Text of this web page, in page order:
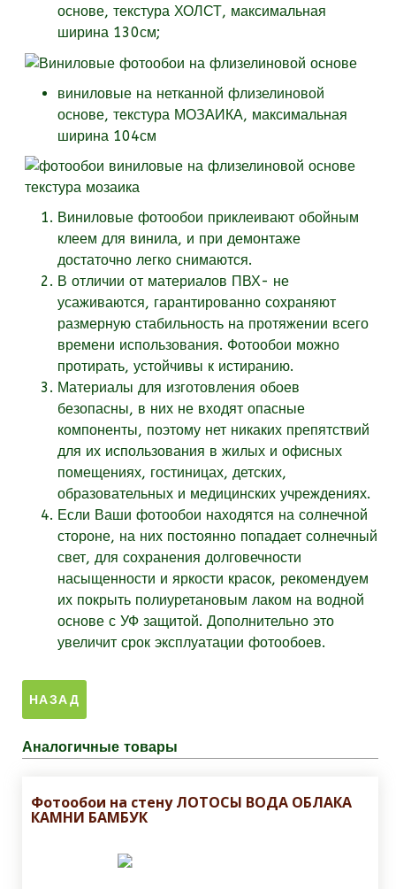
основе, текстура ХОЛСТ, максимальная
ширина 130см;
виниловые на нетканной флизелиновой
основе, текстура МОЗАИКА, максимальная
ширина 104см
Виниловые фотообои приклеивают обойным
клеем для винила, и при демонтаже
достаточно легко снимаются.
В отличии от материалов ПВХ- не
усаживаются, гарантированно сохраняют
размерную стабильность на протяжении всего
времени использования. Фотообои можно
протирать, устойчивы к истиранию.
Материалы для изготовления обоев
безопасны, в них не входят опасные
компоненты, поэтому нет никаких препятствий
для их использования в жилых и офисных
помещениях, гостиницах, детских,
образовательных и медицинских учреждениях.
Если Ваши фотообои находятся на солнечной
стороне, на них постоянно попадает солнечный
свет, для сохранения долговечности
насыщенности и яркости красок, рекомендуем
их покрыть полиуретановым лаком на водной
основе с УФ защитой. Дополнительно это
увеличит срок эксплуатации фотообоев.
Аналогичные товары
Фотообои на стену ЛОТОСЫ ВОДА ОБЛАКА
КАМНИ БАМБУК